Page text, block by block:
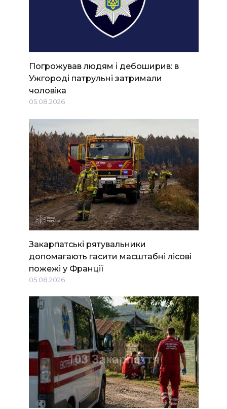
Погрожував людям і дебоширив: в
Ужгороді патрульні затримали
чоловіка
05.08.2026
Закарпатські рятувальники
допомагають гасити масштабні лісові
пожежі у Франції
05.08.2026